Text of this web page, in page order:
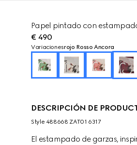
Papel pintado con
€ 490
Variacionesrojo Rosso Ancora
DESCRIPCIÓN DE
Style ‎488668 ZAT01 6317
El estampado de garzas,